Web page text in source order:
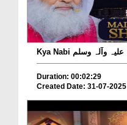
Duration: 00:02:29
Created Date: 31-07-2025